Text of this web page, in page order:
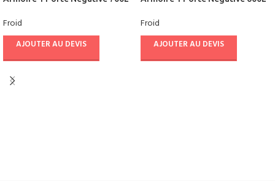
Froid
AJOUTER AU DEVIS
Froid
AJOUTER AU DEVIS